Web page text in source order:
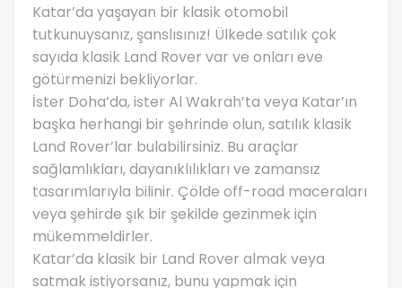
Katar’da yaşayan bir klasik otomobil
tutkunuysanız, şanslısınız! Ülkede satılık çok
sayıda klasik Land Rover var ve onları eve
götürmenizi bekliyorlar.
İster Doha’da, ister Al Wakrah’ta veya Katar’ın
başka herhangi bir şehrinde olun, satılık klasik
Land Rover’lar bulabilirsiniz. Bu araçlar
sağlamlıkları, dayanıklılıkları ve zamansız
tasarımlarıyla bilinir. Çölde off-road maceraları
veya şehirde şık bir şekilde gezinmek için
mükemmeldirler.
Katar’da klasik bir Land Rover almak veya
satmak istiyorsanız, bunu yapmak için